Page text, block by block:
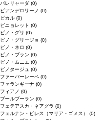
パレリャーダ (0)
ピアンデロリーノ (0)
ビカル (0)
ピニョレット (0)
ピノ・グリ (0)
ピノ・グリージョ (0)
ピノ・ネロ (0)
ピノ・ブラン (0)
ピノ・ムニエ (0)
ピノタージュ (0)
ファーバーレーベ (0)
ファランギーナ (0)
フィアノ (0)
ブールブーラン (0)
フェテアスカ・ネアグラ (0)
フェルナン・ピレス（マリア・ゴメス） (0)